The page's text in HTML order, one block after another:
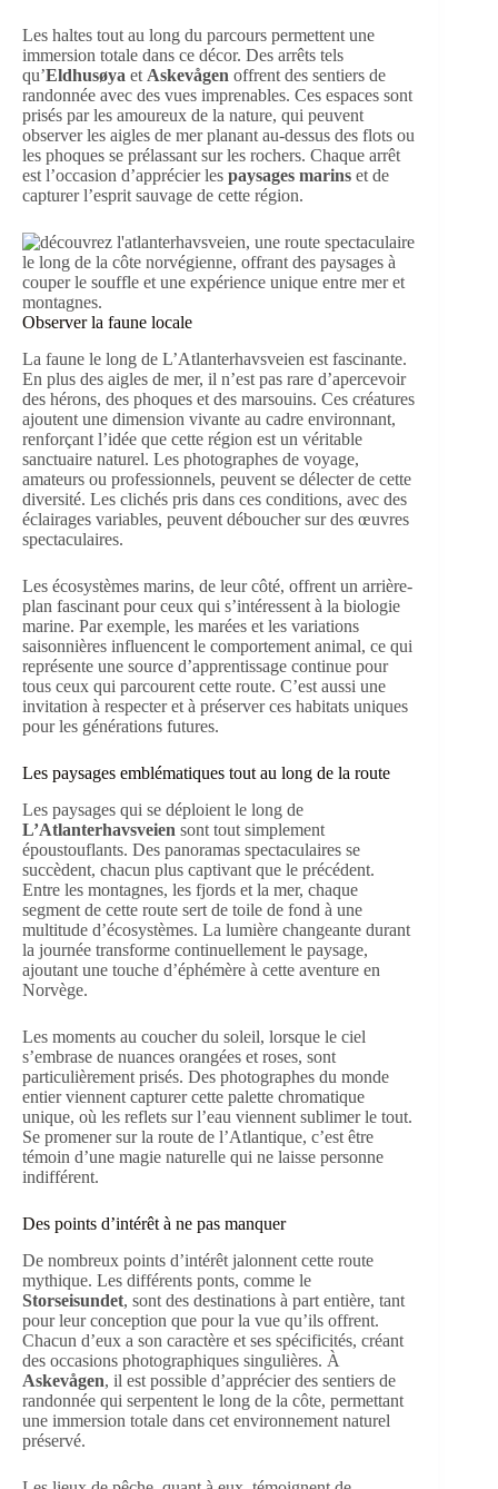
Les haltes tout au long du parcours permettent une
immersion totale dans ce décor. Des arrêts tels
qu’Eldhusøya et Askevågen offrent des sentiers de
randonnée avec des vues imprenables. Ces espaces sont
prisés par les amoureux de la nature, qui peuvent
observer les aigles de mer planant au-dessus des flots ou
les phoques se prélassant sur les rochers. Chaque arrêt
est l’occasion d’apprécier les paysages marins et de
capturer l’esprit sauvage de cette région.
Observer la faune locale
La faune le long de L’Atlanterhavsveien est fascinante.
En plus des aigles de mer, il n’est pas rare d’apercevoir
des hérons, des phoques et des marsouins. Ces créatures
ajoutent une dimension vivante au cadre environnant,
renforçant l’idée que cette région est un véritable
sanctuaire naturel. Les photographes de voyage,
amateurs ou professionnels, peuvent se délecter de cette
diversité. Les clichés pris dans ces conditions, avec des
éclairages variables, peuvent déboucher sur des œuvres
spectaculaires.
Les écosystèmes marins, de leur côté, offrent un arrière-
plan fascinant pour ceux qui s’intéressent à la biologie
marine. Par exemple, les marées et les variations
saisonnières influencent le comportement animal, ce qui
représente une source d’apprentissage continue pour
tous ceux qui parcourent cette route. C’est aussi une
invitation à respecter et à préserver ces habitats uniques
pour les générations futures.
Les paysages emblématiques tout au long de la route
Les paysages qui se déploient le long de
L’Atlanterhavsveien sont tout simplement
époustouflants. Des panoramas spectaculaires se
succèdent, chacun plus captivant que le précédent.
Entre les montagnes, les fjords et la mer, chaque
segment de cette route sert de toile de fond à une
multitude d’écosystèmes. La lumière changeante durant
la journée transforme continuellement le paysage,
ajoutant une touche d’éphémère à cette aventure en
Norvège.
Les moments au coucher du soleil, lorsque le ciel
s’embrase de nuances orangées et roses, sont
particulièrement prisés. Des photographes du monde
entier viennent capturer cette palette chromatique
unique, où les reflets sur l’eau viennent sublimer le tout.
Se promener sur la route de l’Atlantique, c’est être
témoin d’une magie naturelle qui ne laisse personne
indifférent.
Des points d’intérêt à ne pas manquer
De nombreux points d’intérêt jalonnent cette route
mythique. Les différents ponts, comme le
Storseisundet, sont des destinations à part entière, tant
pour leur conception que pour la vue qu’ils offrent.
Chacun d’eux a son caractère et ses spécificités, créant
des occasions photographiques singulières. À
Askevågen, il est possible d’apprécier des sentiers de
randonnée qui serpentent le long de la côte, permettant
une immersion totale dans cet environnement naturel
préservé.